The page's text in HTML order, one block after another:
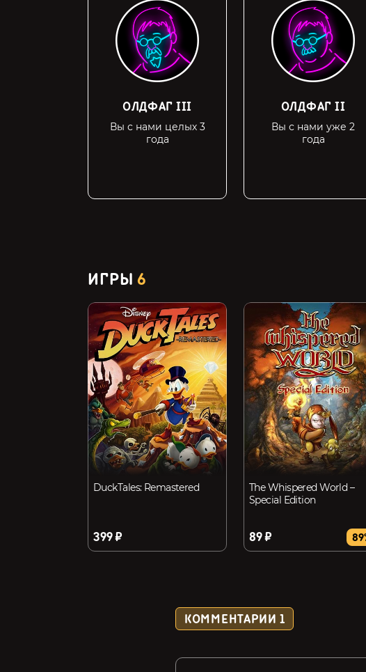
ОЛДФАГ III
Вы с нами целых 3
года
ОЛДФАГ II
Вы с нами уже 2
года
ИГРЫ 6
DuckTales: Remastered
399 ₽
The Whispered World –
Special Edition
89 ₽
КОММЕНТАРИИ 1